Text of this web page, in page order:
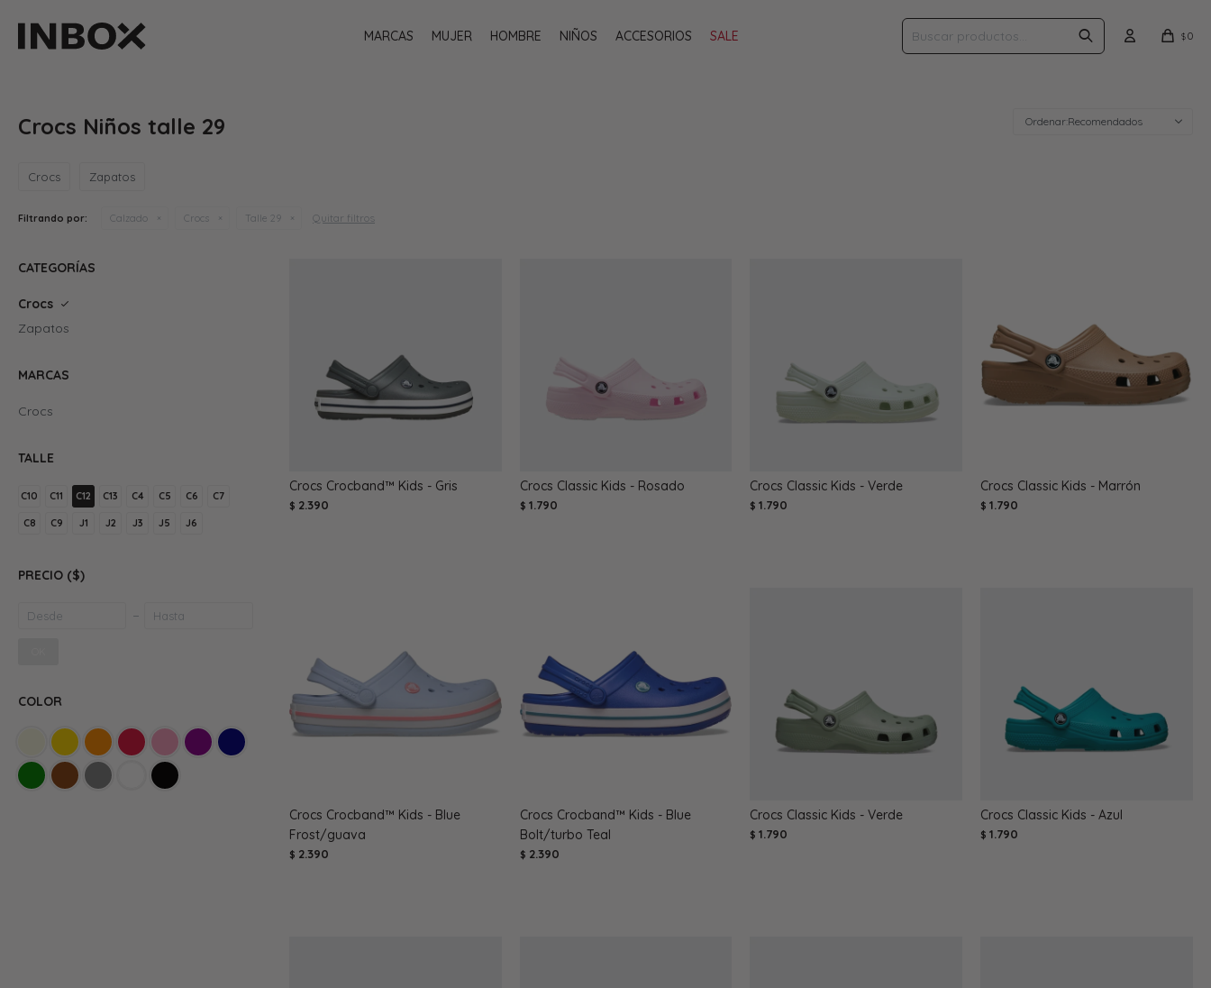
MARCAS MUJER HOMBRE NIÑOS ACCESORIOS SALE $0
Crocs Niños talle 29 Recomendados
Crocs Zapatos
Filtrando por: Calzado Crocs Talle 29 Quitar filtros
Crocs Crocband™ Kids - Gris
$ 2.390
Crocs Classic Kids - Rosado
$ 1.790
Crocs Classic Kids - Verde
$ 1.790
Crocs Classic Kids - Marrón
$ 1.790
Crocs Crocband™ Kids - Blue
Frost/guava
$ 2.390
Crocs Crocband™ Kids - Blue
Bolt/turbo Teal
$ 2.390
Crocs Classic Kids - Verde
$ 1.790
Crocs Classic Kids - Azul
$ 1.790
CATEGORÍAS
Crocs
Zapatos
MARCAS
Crocs
TALLE
C10 C11 C12 C13 C4 C5 C6 C7
C8 C9 J1 J2 J3 J5 J6
PRECIO ($)
COLOR